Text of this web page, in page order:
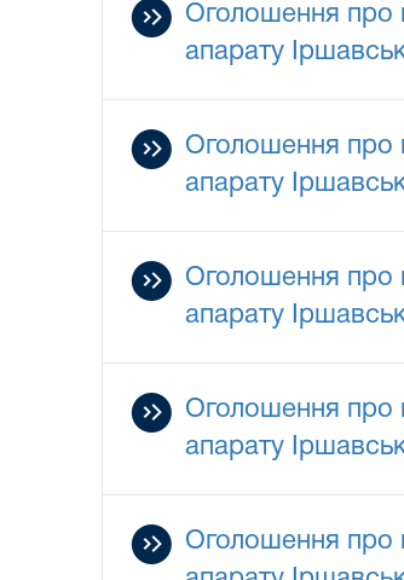
Оголошення про
апарату
Оголошення про
апарату
Оголошення про
апарату
Оголошення про
апарату
Оголошення про